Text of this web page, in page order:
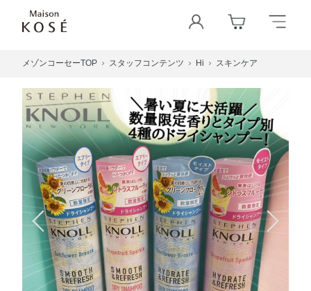
メゾンコーセーTOP スタッフコンテンツ Hi スキンケア